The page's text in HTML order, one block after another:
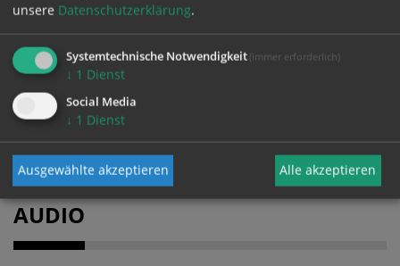
Themenschwerpunkt zum Sportereignis des
Jahres aus kirchlicher Sicht
AUDIO
unsere Datenschutzerklärung.
Systemtechnische Notwendigkeit (immer erforderlich)
↓ 1 Dienst
Social Media
↓ 1 Dienst
Ausgewählte akzeptieren Alle akzeptieren